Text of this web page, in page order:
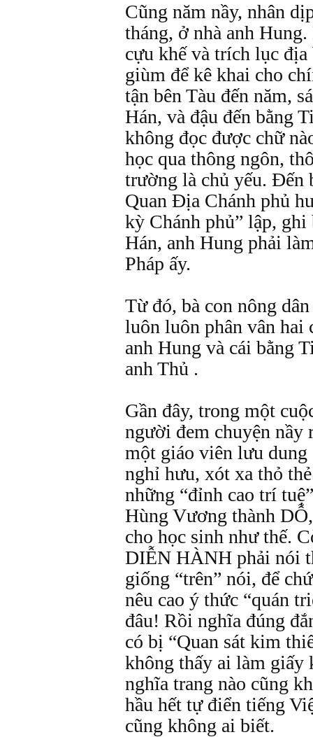
Cũng năm nầy, nhân
tháng, ở nhà anh
cựu khế và trích lục địa
giùm để kê khai cho
tận bên Tàu đến năm,
Hán, và đậu đến bằng
không đọc được chữ
học qua thông ngôn,
trường là chủ yếu. Đến
Quan Địa Chánh phủ
kỳ Chánh phủ” lập,
Hán, anh Hung phải
Pháp ấy.
Từ đó, bà con nông
luôn luôn phân vân hai
anh Hung và cái bằng
anh Thủ .
Gần đây, trong một
người đem chuyện nầy
một giáo viên lưu dung
nghỉ hưu, xót xa thỏ
những “đỉnh cao trí
Hùng Vương thành
cho học sinh như thế.
DIỄN HÀNH phải nói
giống “trên” nói, để
nêu cao ý thức “quán
đâu! Rồi nghĩa đúng
có bị “Quan sát kim
không thấy ai làm giấy
nghĩa trang nào cũng
hầu hết tự điển tiếng
cũng không ai biết.